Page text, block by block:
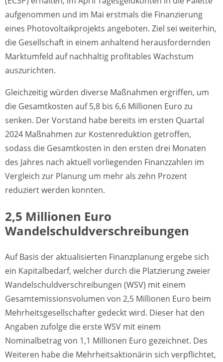
aufgenommen und im Mai erstmals die Finanzierung
eines Photovoltaikprojekts angeboten. Ziel sei weiterhin,
die Gesellschaft in einem anhaltend herausfordernden
Marktumfeld auf nachhaltig profitables Wachstum
auszurichten.
Gleichzeitig würden diverse Maßnahmen ergriffen, um
die Gesamtkosten auf 5,8 bis 6,6 Millionen Euro zu
senken. Der Vorstand habe bereits im ersten Quartal
2024 Maßnahmen zur Kostenreduktion getroffen,
sodass die Gesamtkosten in den ersten drei Monaten
des Jahres nach aktuell vorliegenden Finanzzahlen im
Vergleich zur Planung um mehr als zehn Prozent
reduziert werden konnten.
2,5 Millionen Euro
Wandelschuldverschreibungen
Auf Basis der aktualisierten Finanzplanung ergebe sich
ein Kapitalbedarf, welcher durch die Platzierung zweier
Wandelschuldverschreibungen (WSV) mit einem
Gesamtemissionsvolumen von 2,5 Millionen Euro beim
Mehrheitsgesellschafter gedeckt wird. Dieser hat den
Angaben zufolge die erste WSV mit einem
Nominalbetrag von 1,1 Millionen Euro gezeichnet. Des
Weiteren habe die Mehrheitsaktionärin sich verpflichtet,